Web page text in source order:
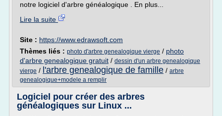
notre logiciel d'arbre généalogique . En plus...
Lire la suite
Site : https://www.edrawsoft.com
Thèmes liés : photo d'arbre genealogique vierge / photo
d'arbre genealogique gratuit / dessin d'un arbre genealogique
vierge / l'arbre genealogique de famille / arbre
genealogique+modele a remplir
Logiciel pour créer des arbres
généalogiques sur Linux ...